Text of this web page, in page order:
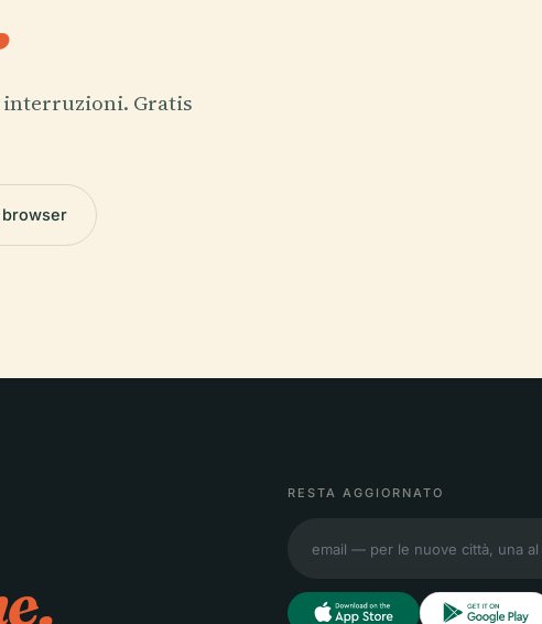
interruzioni. Gratis
RESTA AGGIORNATO